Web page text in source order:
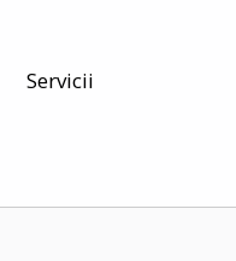
Servicii